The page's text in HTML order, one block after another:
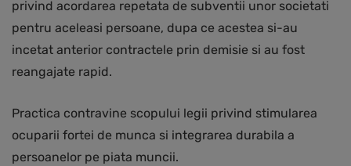
privind acordarea repetata de subventii unor societati
pentru aceleasi persoane, dupa ce acestea si-au
incetat anterior contractele prin demisie si au fost
reangajate rapid.
Practica contravine scopului legii privind stimularea
ocuparii fortei de munca si integrarea durabila a
persoanelor pe piata muncii.